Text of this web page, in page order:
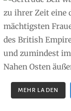
MEHR LADEN